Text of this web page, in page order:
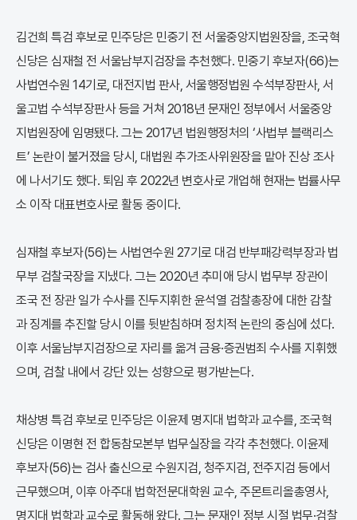
김건희 특검 후보로 민주당은 민중기 전 서울중앙지법원장을, 조국혁
신당은 심재철 전 서울남부지검장을 추천했다. 민중기 후보자(66)는
사법연수원 14기로, 대전지법 판사, 서울행정법원 수석부장판사, 서
울고법 수석부장판사 등을 거쳐 2018년 문재인 정부에서 서울중앙
지법원장에 임명됐다. 그는 2017년 법원행정처의 ‘사법부 블랙리스
트’ 논란이 불거졌을 당시, 대법원 추가조사위원장을 맡아 진상 조사
에 나서기도 했다. 퇴임 후 2022년 변호사로 개업해 현재는 법률사무
소 이작 대표변호사로 활동 중이다.
심재철 후보자(56)는 사법연수원 27기로 대검 반부패강력부장과 법
무부 검찰국장을 지냈다. 그는 2020년 추미애 당시 법무부 장관이
조국 전 장관 일가 수사를 진두지휘한 윤석열 검찰총장에 대한 감찰
과 징계를 추진할 당시 이를 뒷받침하며 정치적 논란의 중심에 섰다.
이후 서울남부지검장으로 자리를 옮겨 금융·증권범죄 수사를 지휘했
으며, 검찰 내에서 강단 있는 성향으로 평가받는다.
채상병 특검 후보로 민주당은 이윤제 명지대 법학과 교수를, 조국혁
신당은 이명현 전 합동참모본부 법무실장을 각각 추천했다. 이윤제
후보자(56)는 검사 출신으로 수원지검, 청주지검, 전주지검 등에서
근무했으며, 이후 아주대 법학전문대학원 교수, 주몬트리올총영사,
명지대 법학과 교수로 활동해 왔다. 그는 문재인 정부 시절 법무·검찰